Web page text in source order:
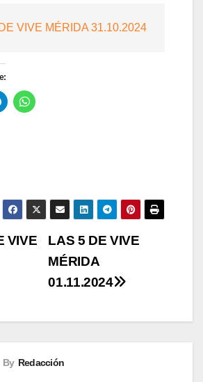
VIVE MÉRIDA 31.10.2024
LAS 5 DE VIVE
MÉRIDA
01.11.2024
VIVE
By Redacción